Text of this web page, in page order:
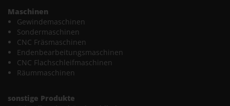
Maschinen
Gewindemaschinen
Sondermaschinen
CNC Fräsmaschinen
Endenbearbeitungsmaschinen
CNC Flachschleifmaschinen
Räummaschinen
sonstige Produkte